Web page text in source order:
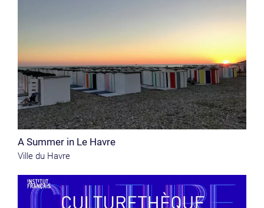
A Summer in Le Havre
Ville du Havre